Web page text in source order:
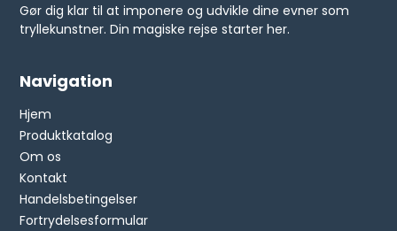
Gør dig klar til at imponere og udvikle dine evner som
tryllekunstner. Din magiske rejse starter her.
Navigation
Hjem
Produktkatalog
Om os
Kontakt
Handelsbetingelser
Fortrydelsesformular